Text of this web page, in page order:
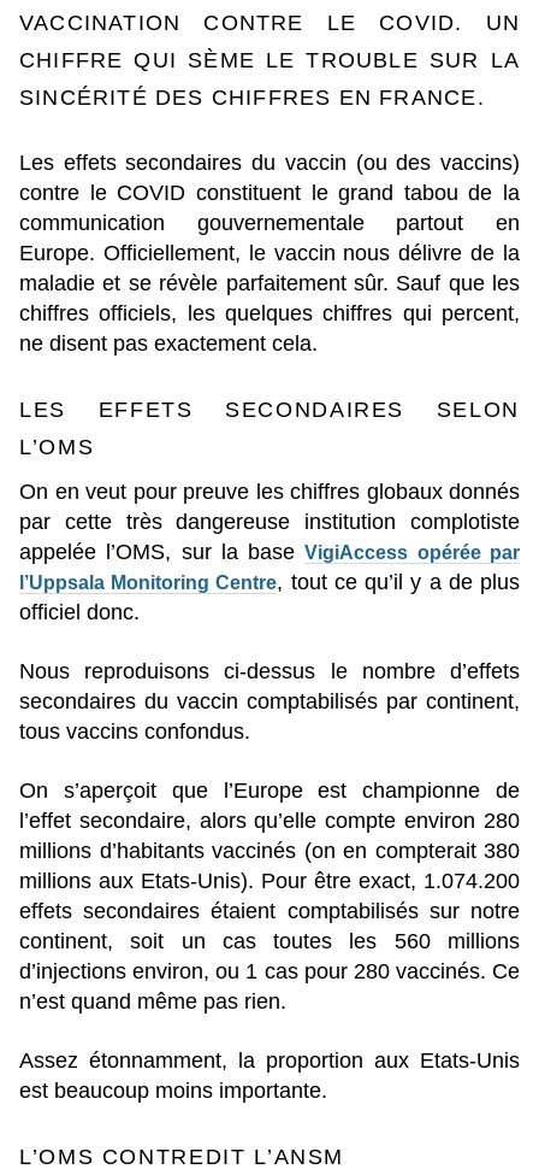
VACCINATION CONTRE LE COVID. UN
CHIFFRE QUI SÈME LE TROUBLE SUR LA
SINCÉRITÉ DES CHIFFRES EN FRANCE.
Les effets secondaires du vaccin (ou des vaccins)
contre le COVID constituent le grand tabou de la
communication gouvernementale partout en
Europe. Officiellement, le vaccin nous délivre de la
maladie et se révèle parfaitement sûr. Sauf que les
chiffres officiels, les quelques chiffres qui percent,
ne disent pas exactement cela.
LES EFFETS SECONDAIRES SELON
L’OMS
On en veut pour preuve les chiffres globaux donnés
par cette très dangereuse institution complotiste
appelée l’OMS, sur la baseVigiAccess opérée par
l’Uppsala Monitoring Centre, tout ce qu’il y a de plus
officiel donc.
Nous reproduisons ci-dessus le nombre d’effets
secondaires du vaccin comptabilisés par continent,
tous vaccins confondus.
On s’aperçoit que l’Europe est championne de
l’effet secondaire, alors qu’elle compte environ 280
millions d’habitants vaccinés (on en compterait 380
millions aux Etats-Unis). Pour être exact, 1.074.200
effets secondaires étaient comptabilisés sur notre
continent, soit un cas toutes les 560 millions
d’injections environ, ou 1 cas pour 280 vaccinés. Ce
n’est quand même pas rien.
Assez étonnamment, la proportion aux Etats-Unis
est beaucoup moins importante.
L’OMS CONTREDIT L’ANSM